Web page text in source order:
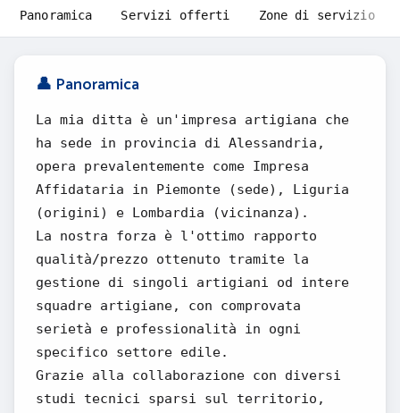
Panoramica Servizi offerti Zone di servizio
👤 Panoramica
La mia ditta è un'impresa artigiana che
ha sede in provincia di Alessandria,
opera prevalentemente come Impresa
Affidataria in Piemonte (sede), Liguria
(origini) e Lombardia (vicinanza).
La nostra forza è l'ottimo rapporto
qualità/prezzo ottenuto tramite la
gestione di singoli artigiani od intere
squadre artigiane, con comprovata
serietà e professionalità in ogni
specifico settore edile.
Grazie alla collaborazione con diversi
studi tecnici sparsi sul territorio,